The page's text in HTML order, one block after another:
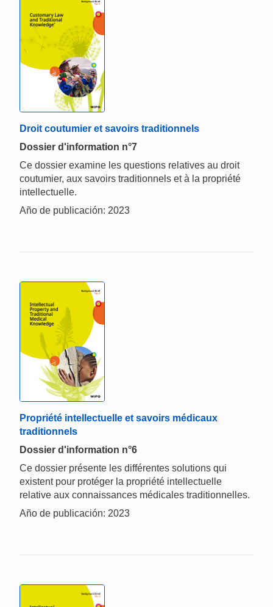
Droit coutumier et savoirs traditionnels
Dossier d'information n°7
Ce dossier examine les questions relatives au droit
coutumier, aux savoirs traditionnels et à la propriété
intellectuelle.
Año de publicación: 2023
Propriété intellectuelle et savoirs médicaux
traditionnels
Dossier d'information n°6
Ce dossier présente les différentes solutions qui
existent pour protéger la propriété intellectuelle
relative aux connaissances médicales traditionnelles.
Año de publicación: 2023